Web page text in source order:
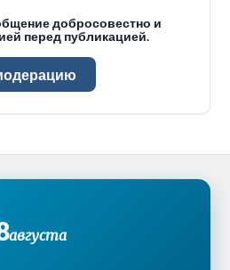
добросовестно и
перед публикацией.
августа